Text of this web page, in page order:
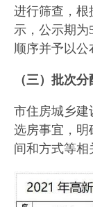
进行筛查，根
示，公示期为
顺序并予以公
（三）批次分
市住房城乡建
选房事宜，明
间和方式等相